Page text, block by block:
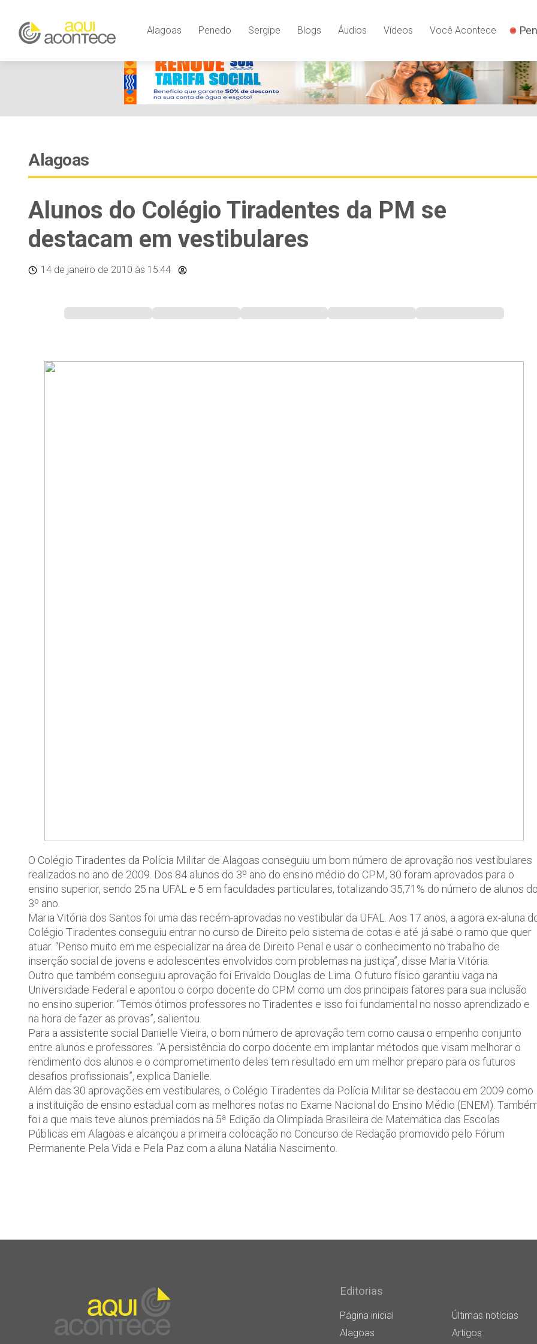
Alagoas Penedo Sergipe Blogs Áudios Vídeos Você Acontece
Alagoas
Alunos do Colégio Tiradentes da PM se
destacam em vestibulares
14 de janeiro de 2010 às 15:44
O Colégio Tiradentes da Polícia Militar de Alagoas conseguiu um bom número de aprovação nos vestibulares
realizados no ano de 2009. Dos 84 alunos do 3º ano do ensino médio do CPM, 30 foram aprovados para o
ensino superior, sendo 25 na UFAL e 5 em faculdades particulares, totalizando 35,71% do número de alunos
3º ano.
Maria Vitória dos Santos foi uma das recém-aprovadas no vestibular da UFAL. Aos 17 anos, a agora ex-aluna
Colégio Tiradentes conseguiu entrar no curso de Direito pelo sistema de cotas e até já sabe o ramo que quer
atuar. “Penso muito em me especializar na área de Direito Penal e usar o conhecimento no trabalho de
inserção social de jovens e adolescentes envolvidos com problemas na justiça”, disse Maria Vitória.
Outro que também conseguiu aprovação foi Erivaldo Douglas de Lima. O futuro físico garantiu vaga na
Universidade Federal e apontou o corpo docente do CPM como um dos principais fatores para sua inclusão
no ensino superior. “Temos ótimos professores no Tiradentes e isso foi fundamental no nosso aprendizado e
na hora de fazer as provas”, salientou.
Para a assistente social Danielle Vieira, o bom número de aprovação tem como causa o empenho conjunto
entre alunos e professores. “A persistência do corpo docente em implantar métodos que visam melhorar o
rendimento dos alunos e o comprometimento deles tem resultado em um melhor preparo para os futuros
desafios profissionais”, explica Danielle.
Além das 30 aprovações em vestibulares, o Colégio Tiradentes da Polícia Militar se destacou em 2009 como
a instituição de ensino estadual com as melhores notas no Exame Nacional do Ensino Médio (ENEM).
foi a que mais teve alunos premiados na 5ª Edição da Olimpíada Brasileira de Matemática das Escolas
Públicas em Alagoas e alcançou a primeira colocação no Concurso de Redação promovido pelo Fórum
Permanente Pela Vida e Pela Paz com a aluna Natália Nascimento.
Editorias
Página inicial
Últimas notícias
Alagoas
Artigos